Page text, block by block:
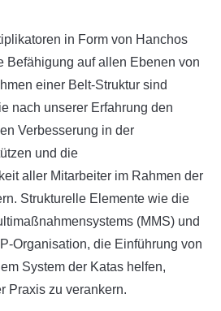
in Form von Hanchos
Befähigung auf allen Ebenen von
einer Belt-Struktur sind
nach unserer Erfahrung den
Verbesserung in der
und die
aller Mitarbeiter im Rahmen der
Strukturelle Elemente wie die
(MMS) und
Organisation, die Einführung von
System der Katas helfen,
Praxis zu verankern.